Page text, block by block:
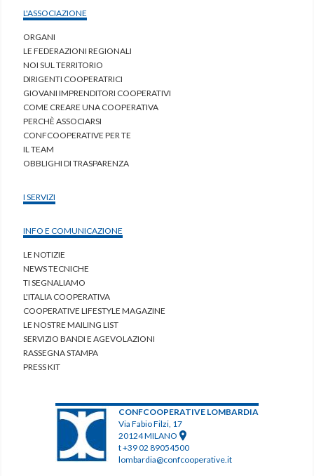
L'ASSOCIAZIONE
ORGANI
LE FEDERAZIONI REGIONALI
NOI SUL TERRITORIO
DIRIGENTI COOPERATRICI
GIOVANI IMPRENDITORI COOPERATIVI
COME CREARE UNA COOPERATIVA
PERCHÈ ASSOCIARSI
CONFCOOPERATIVE PER TE
IL TEAM
OBBLIGHI DI TRASPARENZA
I SERVIZI
INFO E COMUNICAZIONE
LE NOTIZIE
NEWS TECNICHE
TI SEGNALIAMO
L'ITALIA COOPERATIVA
COOPERATIVE LIFESTYLE MAGAZINE
LE NOSTRE MAILING LIST
SERVIZIO BANDI E AGEVOLAZIONI
RASSEGNA STAMPA
PRESS KIT
CONFCOOPERATIVE LOMBARDIA
Via Fabio Filzi, 17
20124 MILANO
t +39 02 89054500
lombardia@confcooperative.it